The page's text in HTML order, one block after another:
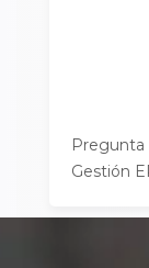
Pregunta
Gestión